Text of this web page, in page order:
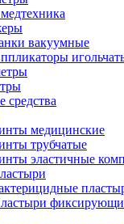
вакуумные
средства
медицинские
трубчатые
эластичные